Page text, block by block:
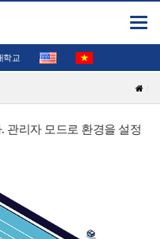
학교
관리자 모드로 환경을 설정